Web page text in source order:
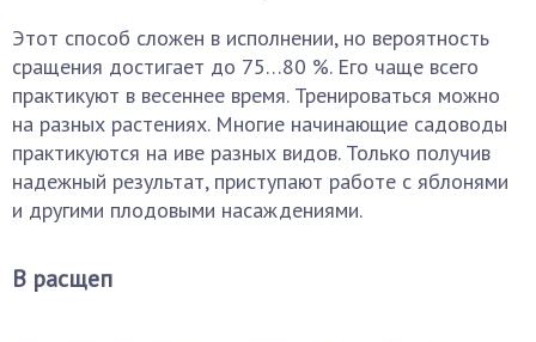
Этот способ сложен в исполнении, но вероятность
сращения достигает до 75…80 %. Его чаще всего
практикуют в весеннее время. Тренироваться можно
на разных растениях. Многие начинающие садоводы
практикуются на иве разных видов. Только получив
надежный результат, приступают работе с яблонями
и другими плодовыми насаждениями.
В расщеп